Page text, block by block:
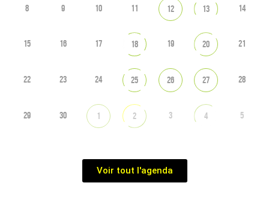
8 9 10 11 12 13 14
15 16 17 18 19 20 21
22 23 24 25 26 27 28
29 30 1 2 3 4 5
Voir tout l'agenda